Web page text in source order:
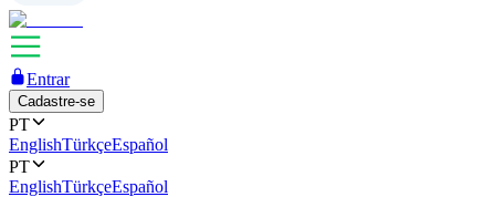
Entrar
Cadastre-se
PT
EnglishTürkçeEspañol
PT
EnglishTürkçeEspañol